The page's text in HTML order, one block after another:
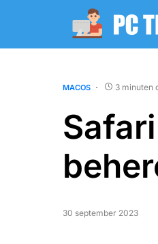
MACOS 3 minuten
30 september 2023